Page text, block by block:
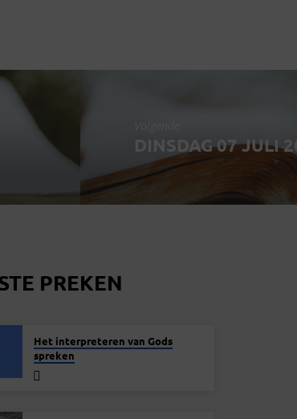
DINSDAG 07 JULI
PREKEN
Het interpreteren van Gods
spreken